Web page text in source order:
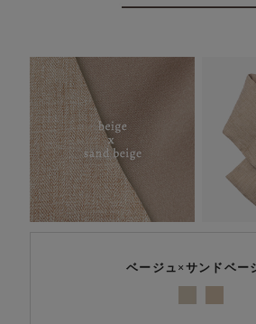
ベージュ×サンドベー